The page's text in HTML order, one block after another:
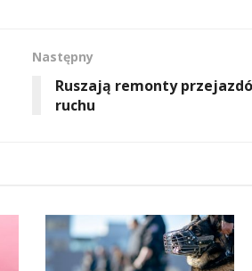
Następny
Ruszają remonty
ruchu